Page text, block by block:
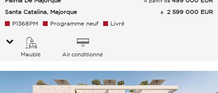
Santa Catalina, Majorque
à
2 599 000 EUR
P1368PM
Programme neuf Livré
Meublé Air conditionné